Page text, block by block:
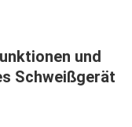
und
Schweißgerät